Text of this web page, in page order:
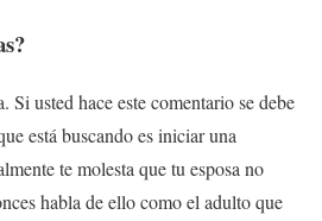
Si usted hace este comentario se debe
está buscando es iniciar una
te molesta que tu esposa no
habla de ello como el adulto que